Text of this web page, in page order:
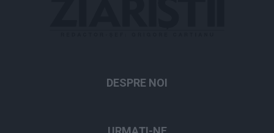
DESPRE NOI